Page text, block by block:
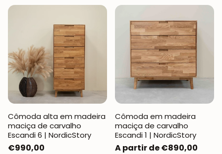
Cômoda alta em madeira
maciça de carvalho
Escandi 6 | NordicStory
Preço
€990,00
Cômoda em madeira
maciça de carvalho
Escandi 1 | NordicStory
Preço
A partir de €890,00